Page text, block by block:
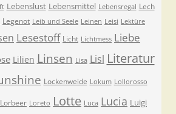
Lebenslust Lebensmittel Lebensregal Lech
Legenot Leib und Seele Leinen Leisi Lektüre
Lesestoff Licht Lichtmess Liebe
Lilien Linsen Lisa Lisl Literatur
Lockenweide Lokum Lollorosso
Lorbeer Loreto Lotte Luca Lucia Luigi